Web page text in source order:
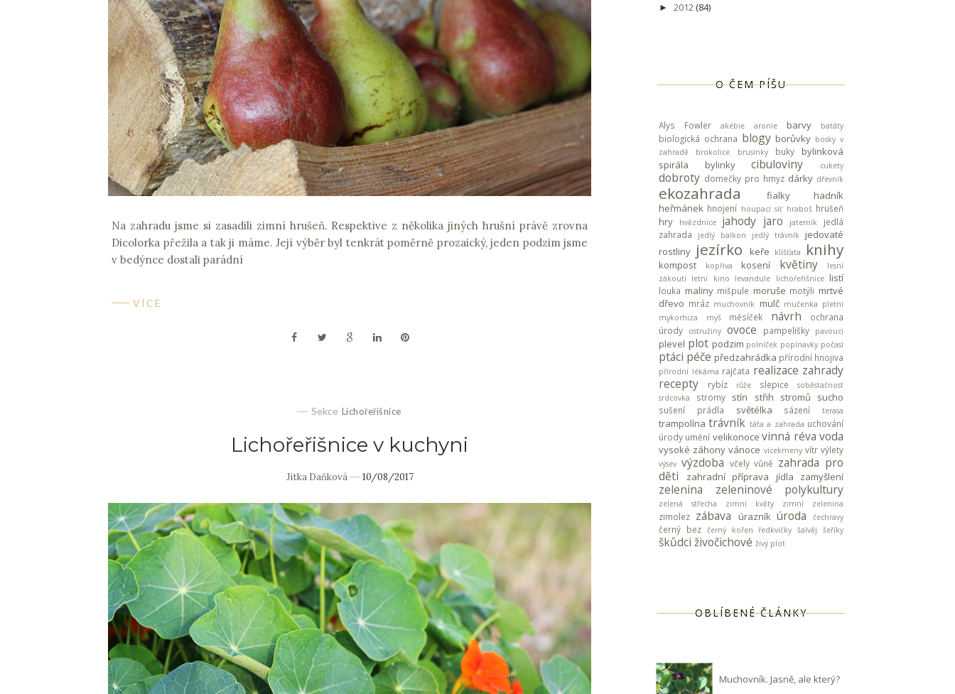
Na zahradu jsme si zasadili zimní hrušeň. Respektive z několika jiných hrušní právě zrovna
Dicolorka přežila a tak ji máme. Její výběr byl tenkrát poměrně prozaický, jeden podzim jsme
v bedýnce dostali parádní
VÍCE
Sekce Lichořeřišnice
Lichořeřišnice v kuchyni
Jitka Daňková 10/08/2017
► 2012(84)
O ČEM PÍŠU
Alys Fowler akébie aronie barvy batáty
biologická ochrana blogy borůvky bosky v
zahradě
brokolice brusinky buky
bylinková
spirála
bylinky cibuloviny cukety
dobroty domečky pro hmyz dárky dřevník
ekozahrada fialky
hadník
heřmánek hnojení houpací síť hraboš hrušeň
hry hvězdnice jahody jaro jaterník
jedlá
zahrada
jedlý balkon jedlý trávník jedovaté
rostliny jezírko keře klíšťata knihy
kompost kopřiva kosení květiny
lesní
zákoutí letní kino levandule lichořeřišnice listí
louka maliny mišpule moruše motýli mrtvé
dřevo mráz muchovník mulč mučenka pletní
mykorhiza
myš měsíček návrh
ochrana
úrody
ostružiny ovoce pampelišky pavouci
plevel plot podzim polníček popínavky počasí
ptáci péče předzahrádka přírodní hnojiva
přírodní lékárna rajčata realizace zahrady
recepty
rybíz růže slepice
soběstačnost
srdcovka
stromy stín střih stromů sucho
sušení prádla světélka sázení terasa
trampolína trávník táta a zahrada uchování
úrody umění velikonoce vinná réva voda
vysoké záhony vánoce vícekmeny vítr výlety
výsev výzdoba včely vůně zahrada pro
děti
zahradní příprava jídla zamyšlení
zelenina zeleninové polykultury
zelená střecha zimní květy zimní zelenina
zimolez zábava úrazník úroda čechravy
černý bez černý kořen ředkvičky šalvěj šeříky
škůdci živočichové živý plot
OBLÍBENÉ ČLÁNKY
Muchovník. Jasně, ale který?